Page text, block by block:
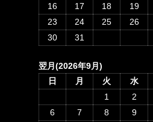
16
17 18 19
23
24 25 26
30
31
翌月(2026年9月)
日
月 火 水
1
2
6
7 8 9